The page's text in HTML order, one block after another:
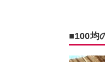
■100均